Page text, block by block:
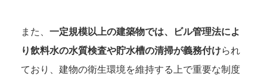
また、 一定規模以上の建築物では、ビル管理法によ
り飲料水の水質検査や貯水槽の清掃が義務付けられ
ており、建物の衛生環境を維持する上で重要な制度